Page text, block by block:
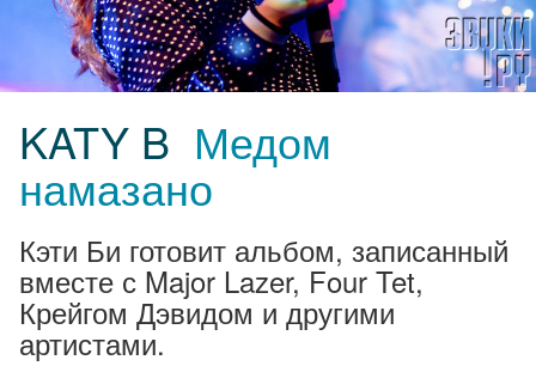
KATY B Медом
намазано
Кэти Би готовит альбом, записанный
вместе с Major Lazer, Four Tet,
Крейгом Дэвидом и другими
артистами.